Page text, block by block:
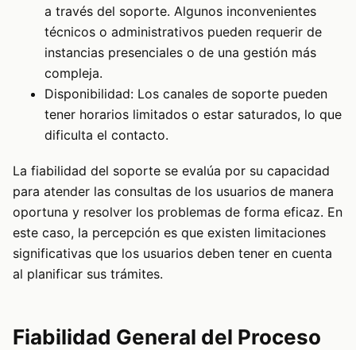
a través del soporte. Algunos inconvenientes
técnicos o administrativos pueden requerir de
instancias presenciales o de una gestión más
compleja.
Disponibilidad: Los canales de soporte pueden
tener horarios limitados o estar saturados, lo que
dificulta el contacto.
La fiabilidad del soporte se evalúa por su capacidad
para atender las consultas de los usuarios de manera
oportuna y resolver los problemas de forma eficaz. En
este caso, la percepción es que existen limitaciones
significativas que los usuarios deben tener en cuenta
al planificar sus trámites.
Fiabilidad General del Proceso